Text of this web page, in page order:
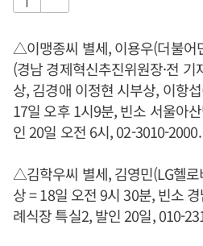
△이맹종씨 별세, 이용우(더불어
(경남 경제혁신추진위원장·전
상, 김경애 이정현 시부상, 이항
17일 오후 1시9분, 빈소 서울아
인 20일 오전 6시, 02-3010-2000.
△김학우씨 별세, 김영민(LG헬
상 = 18일 오전 9시 30분, 빈소
례식장 특실2, 발인 20일, 010-